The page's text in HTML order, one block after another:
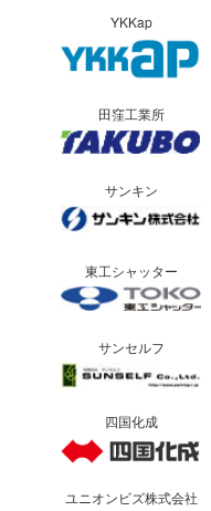
YKKap
田窪工業所
サンキン
東工シャッター
サンセルフ
四国化成
ユニオンビズ株式会社